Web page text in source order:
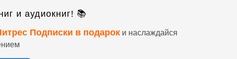
и аудиокниг! 📚
Подписки в подарок и наслаждайся